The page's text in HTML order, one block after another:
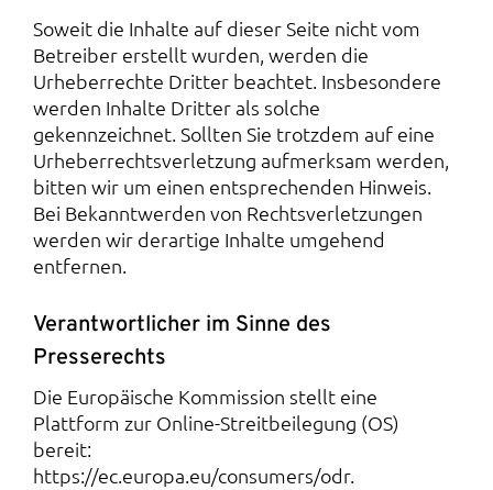
Soweit die Inhalte auf dieser Seite nicht vom
Betreiber erstellt wurden, werden die
Urheberrechte Dritter beachtet. Insbesondere
werden Inhalte Dritter als solche
gekennzeichnet. Sollten Sie trotzdem auf eine
Urheberrechtsverletzung aufmerksam werden,
bitten wir um einen entsprechenden Hinweis.
Bei Bekanntwerden von Rechtsverletzungen
werden wir derartige Inhalte umgehend
entfernen.
Verantwortlicher im Sinne des
Presserechts
Die Europäische Kommission stellt eine
Plattform zur Online-Streitbeilegung (OS)
bereit:
https://ec.europa.eu/consumers/odr.